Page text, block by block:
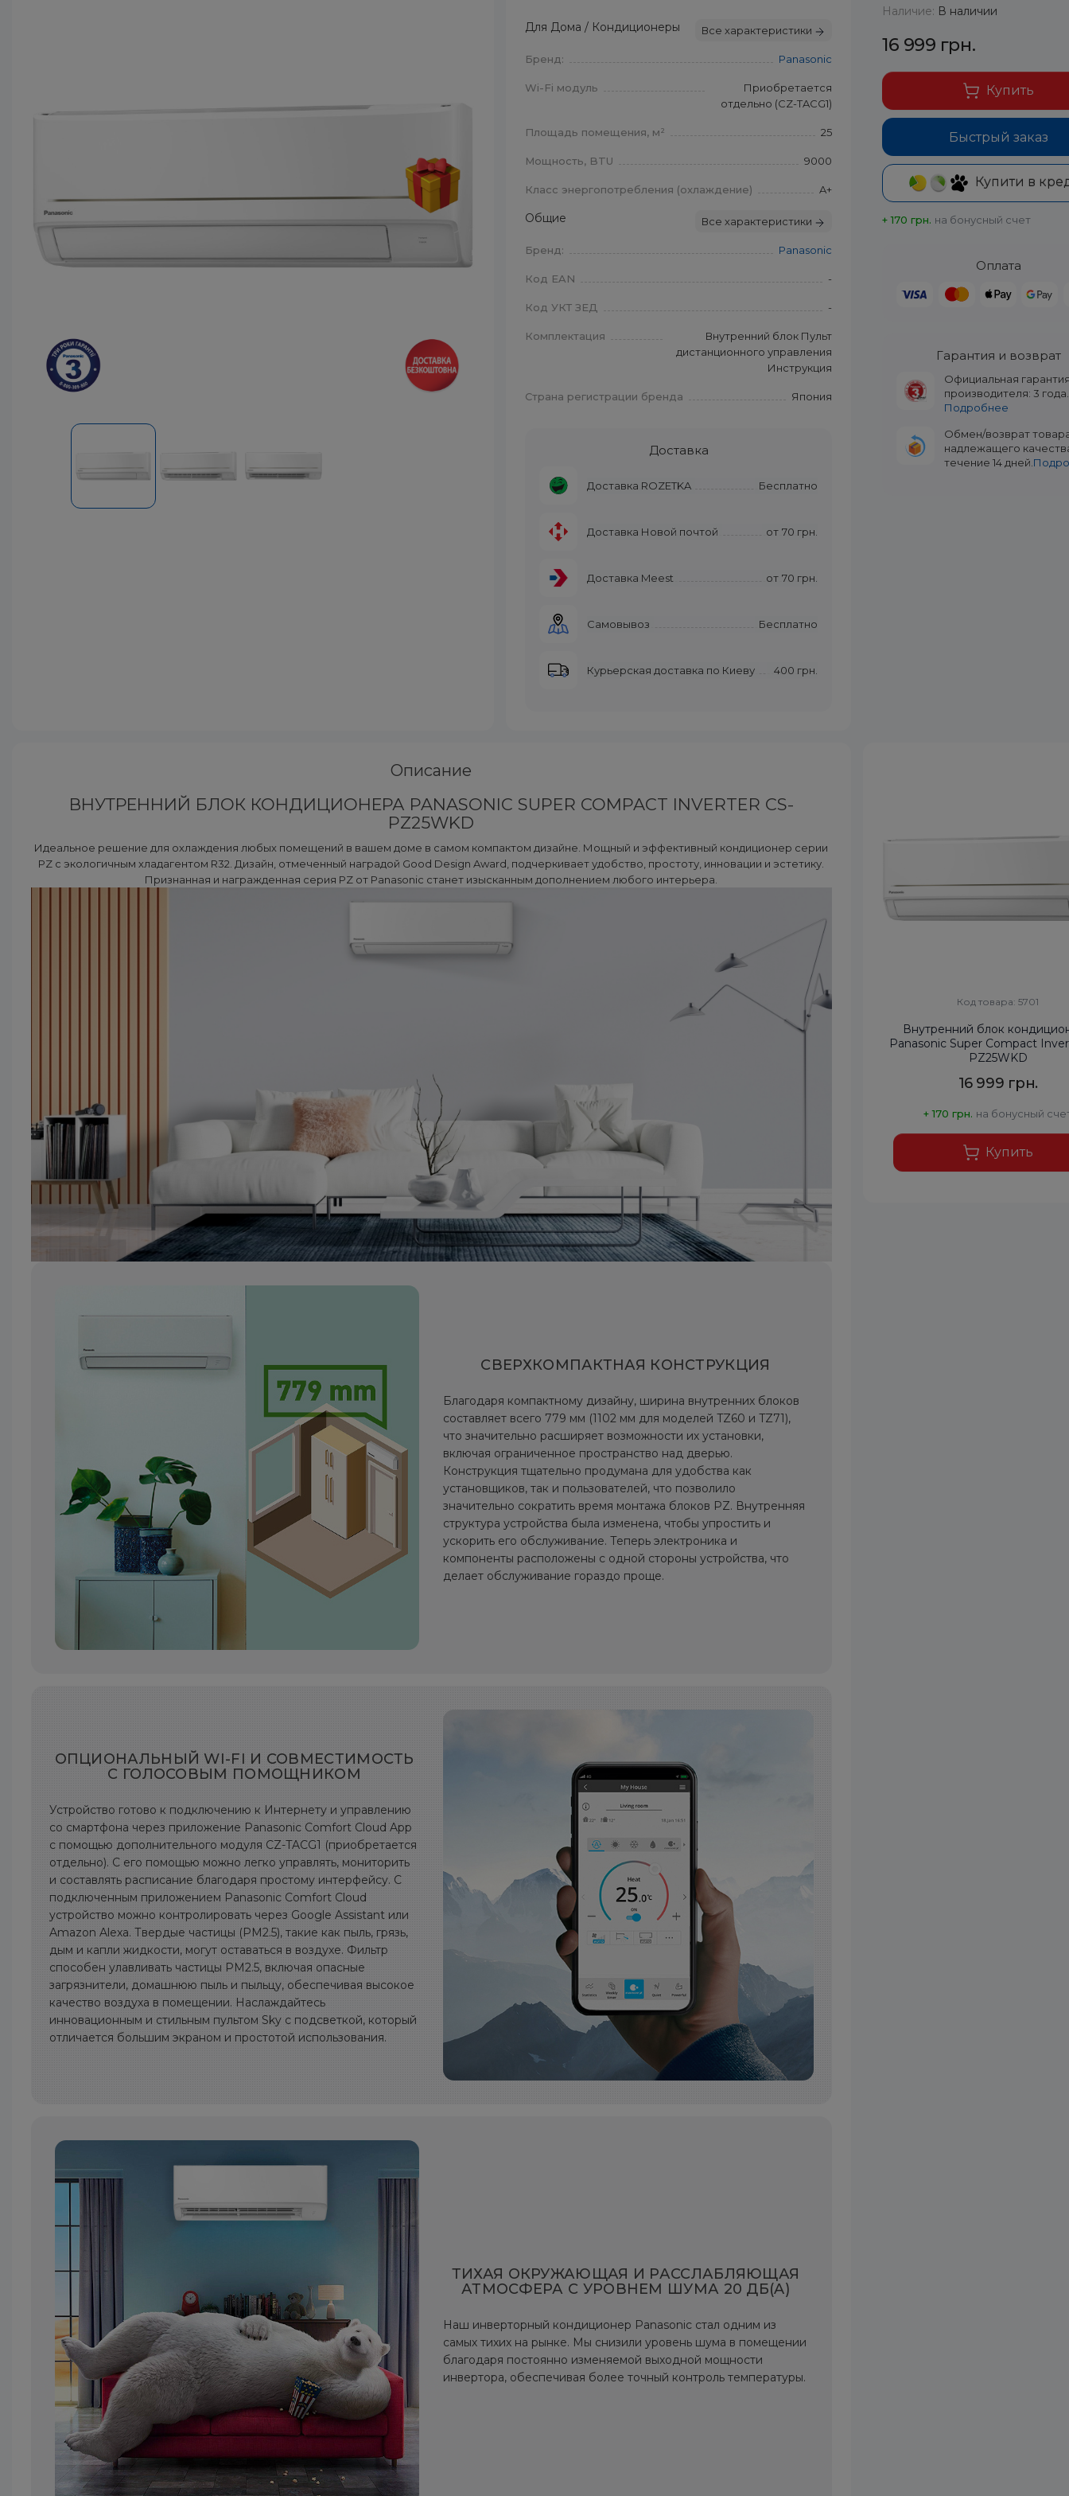
Для Дома / Кондиционеры Все характеристики
Бренд: Panasonic
Wi-Fi модуль
Приобретается
отдельно (CZ-TACG1)
Площадь помещения, м² 25
Мощность, BTU 9000
Класс энергопотребления (охлаждение) A+
Общие Все характеристики
Бренд: Panasonic
Код EAN -
Код УКТ ЗЕД -
Комплектация
Внутренний блок Пульт
дистанционного управления
Инструкция
Страна регистрации бренда Япония
Доставка
Доставка ROZETKA Бесплатно
Доставка Новой почтой от 70 грн.
Доставка Meest от 70 грн.
Самовывоз Бесплатно
Курьерская доставка по Киеву 400 грн.
Наличие: В наличии
16 999 грн.
Быстрый заказ
Купить
Купити в
+ 170 грн. на бонусный счет
Оплата
Гарантия и возврат
Официальная
производителя: 3 года.
Подробнее
Обмен/возврат
надлежащего
течение 14 дней.
Описание
ВНУТРЕННИЙ БЛОК КОНДИЦИОНЕРА PANASONIC SUPER COMPACT INVERTER CS-
PZ25WKD
Идеальное решение для охлаждения любых помещений в вашем доме в самом компактом дизайне. Мощный и эффективный кондиционер серии
PZ с экологичным хладагентом R32. Дизайн, отмеченный наградой Good Design Award, подчеркивает удобство, простоту, инновации и эстетику.
Признанная и награжденная серия PZ от Panasonic станет изысканным дополнением любого интерьера.
СВЕРХКОМПАКТНАЯ КОНСТРУКЦИЯ
Благодаря компактному дизайну, ширина внутренних блоков
составляет всего 779 мм (1102 мм для моделей TZ60 и TZ71),
что значительно расширяет возможности их установки,
включая ограниченное пространство над дверью.
Конструкция тщательно продумана для удобства как
установщиков, так и пользователей, что позволило
значительно сократить время монтажа блоков PZ. Внутренняя
структура устройства была изменена, чтобы упростить и
ускорить его обслуживание. Теперь электроника и
компоненты расположены с одной стороны устройства, что
делает обслуживание гораздо проще.
ОПЦИОНАЛЬНЫЙ WI-FI И СОВМЕСТИМОСТЬ
С ГОЛОСОВЫМ ПОМОЩНИКОМ
Устройство готово к подключению к Интернету и управлению
со смартфона через приложение Panasonic Comfort Cloud App
с помощью дополнительного модуля CZ-TACG1 (приобретается
отдельно). С его помощью можно легко управлять, мониторить
и составлять расписание благодаря простому интерфейсу. С
подключенным приложением Panasonic Comfort Cloud
устройство можно контролировать через Google Assistant или
Amazon Alexa. Твердые частицы (PM2.5), такие как пыль, грязь,
дым и капли жидкости, могут оставаться в воздухе. Фильтр
способен улавливать частицы PM2.5, включая опасные
загрязнители, домашнюю пыль и пыльцу, обеспечивая высокое
качество воздуха в помещении. Наслаждайтесь
инновационным и стильным пультом Sky с подсветкой, который
отличается большим экраном и простотой использования.
ТИХАЯ ОКРУЖАЮЩАЯ И РАССЛАБЛЯЮЩАЯ
АТМОСФЕРА С УРОВНЕМ ШУМА 20 ДБ(A)
Наш инверторный кондиционер Panasonic стал одним из
самых тихих на рынке. Мы снизили уровень шума в помещении
благодаря постоянно изменяемой выходной мощности
инвертора, обеспечивая более точный контроль температуры.
Код товара: 5701
Внутренний блок
Panasonic Super Compact
PZ25WKD
16 999 грн.
+ 170 грн. на бонусный
Купить